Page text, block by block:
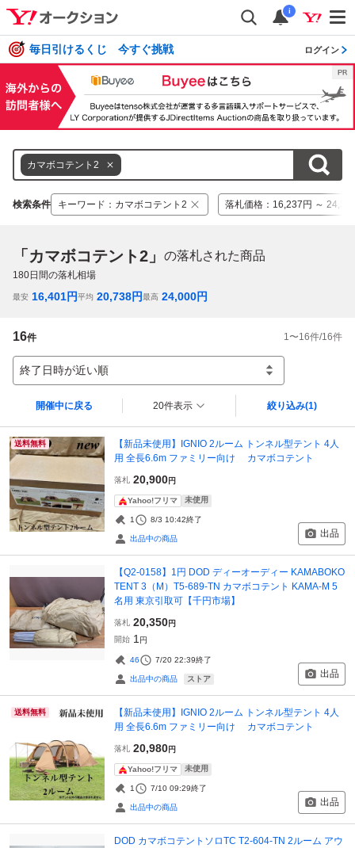
i
毎日引けるくじ 今すぐ挑戦 ログイン
カマボコテント2
検索条件 キーワード ： カマボコテント2 落札価格 ： 16,237円 ～
「カマボコテント2」 の落札された商品
180日間の落札相場
最安 16,401円平均 20,738円最高 24,000円
16件 1 〜16件/16件
終了日時が近い順
開催中に戻る 20件表示 絞り込み(1)
送料無料
【新品未使用】IGNIO 2ルーム トンネル型テント 4人
用 全長6.6m ファミリー向け カマボコテント
落札 20,900円
Yahoo!フリマ 未使用
1 8/3 10:42終了
出品中の商品 出品
【Q2-0158】1円 DOD ディーオーディー KAMABOKO
TENT 3（M）T5-689-TN カマボコテント KAMA-M 5
名用 東京引取可【千円市場】
落札 20,350円
開始 1 円
46 7/20 22:39終了
出品中の商品 ストア 出品
送料無料
【新品未使用】IGNIO 2ルーム トンネル型テント 4人
用 全長6.6m ファミリー向け カマボコテント
落札 20,980円
Yahoo!フリマ 未使用
1 7/10 09:29終了
出品中の商品 出品
DOD カマボコテントソロTC T2-604-TN 2ルーム アウ